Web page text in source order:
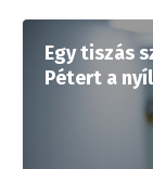
Egy tiszás
Pétert a